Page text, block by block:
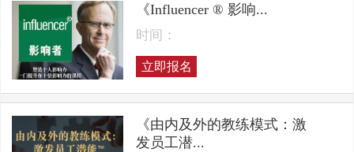
《Influencer ® 影响...
时间：
立即报名
《由内及外的教练模式：激
发员工潜...